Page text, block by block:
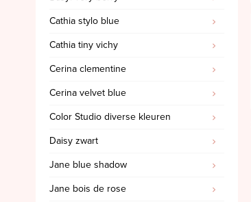
Cashmere, zijde en wol
Triumph
SALE Marie Jo
SALE Marie Jo Swim
SALE Mey
SALE PrimaDonna
SALE PrimaDonna Twist
SALE PrimaDonna Swim
Cathia stylo blue
Cathia tiny vichy
Cerina clementine
Cerina velvet blue
Color Studio diverse kleuren
Daisy zwart
Jane blue shadow
Jane bois de rose